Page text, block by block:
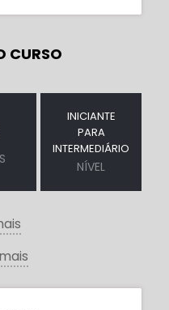
CURSO
INICIANTE
PARA
INTERMEDIÁRIO
NÍVEL